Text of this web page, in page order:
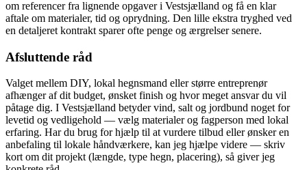
om referencer fra lignende opgaver i Vestsjælland og få en klar
aftale om materialer, tid og oprydning. Den lille ekstra tryghed ved
en detaljeret kontrakt sparer ofte penge og ærgrelser senere.
Afsluttende råd
Valget mellem DIY, lokal hegnsmand eller større entreprenør
afhænger af dit budget, ønsket finish og hvor meget ansvar du vil
påtage dig. I Vestsjælland betyder vind, salt og jordbund noget for
levetid og vedligehold — vælg materialer og fagperson med lokal
erfaring. Har du brug for hjælp til at vurdere tilbud eller ønsker en
anbefaling til lokale håndværkere, kan jeg hjælpe videre — skriv
kort om dit projekt (længde, type hegn, placering), så giver jeg